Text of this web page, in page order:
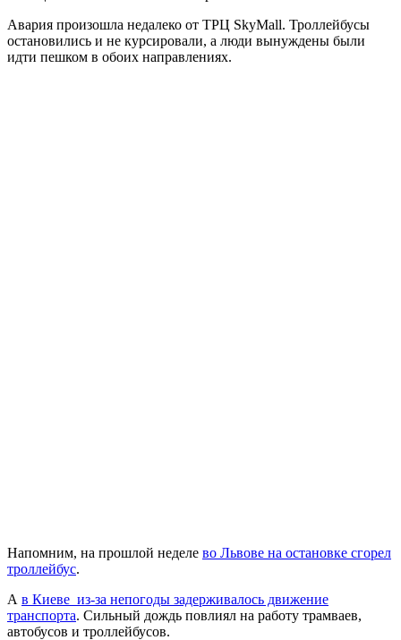
Авария произошла недалеко от ТРЦ SkyMall. Троллейбусы
остановились и не курсировали, а люди вынуждены были
идти пешком в обоих направлениях.
Напомним, на прошлой неделе во Львове на остановке сгорел
троллейбус.
А в Киеве из-за непогоды задерживалось движение
транспорта. Сильный дождь повлиял на работу трамваев,
автобусов и троллейбусов.